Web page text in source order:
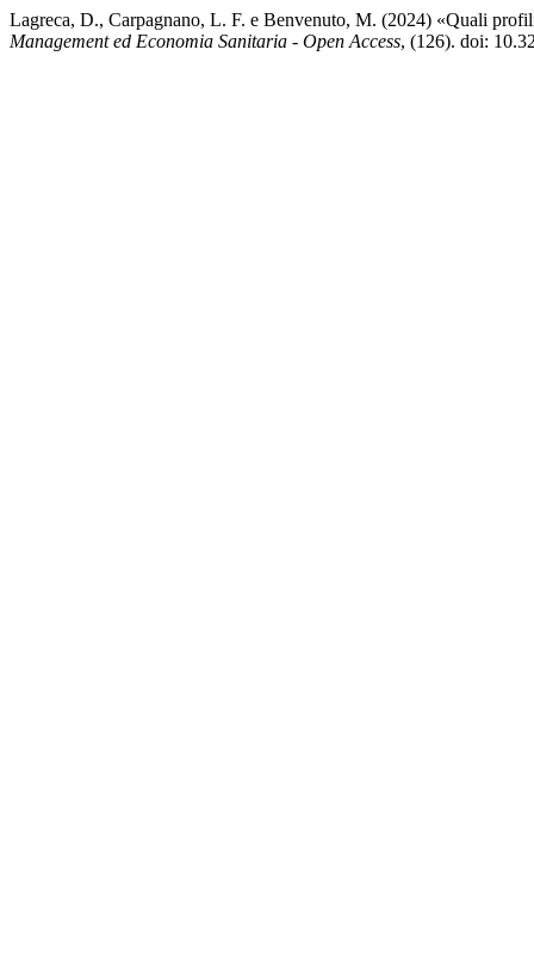
Lagreca, D., Carpagnano, L. F. e Benvenuto, M. (2024) «Quali
Management ed Economia Sanitaria - Open Access, (126). doi: